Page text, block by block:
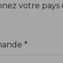
votre
*